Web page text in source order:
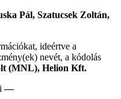
Pál, Szatucsek Zoltán,
ideértve a
nevét, a kódolás
(MNL), Helion Kft.
—